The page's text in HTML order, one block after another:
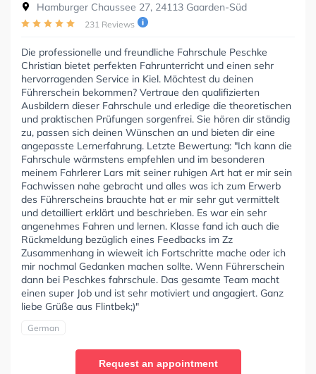
Hamburger Chaussee 27, 24113 Gaarden-Süd
231 Reviews
Die professionelle und freundliche Fahrschule Peschke
Christian bietet perfekten Fahrunterricht und einen sehr
hervorragenden Service in Kiel. Möchtest du deinen
Führerschein bekommen? Vertraue den qualifizierten
Ausbildern dieser Fahrschule und erledige die theoretischen
und praktischen Prüfungen sorgenfrei. Sie hören dir ständig
zu, passen sich deinen Wünschen an und bieten dir eine
angepasste Lernerfahrung. Letzte Bewertung: "Ich kann die
Fahrschule wärmstens empfehlen und im besonderen
meinem Fahrlerer Lars mit seiner ruhigen Art hat er mir sein
Fachwissen nahe gebracht und alles was ich zum Erwerb
des Führerscheins brauchte hat er mir sehr gut vermittelt
und detailliert erklärt und beschrieben. Es war ein sehr
angenehmes Fahren und lernen. Klasse fand ich auch die
Rückmeldung bezüglich eines Feedbacks im Zz
Zusammenhang in wieweit ich Fortschritte mache oder ich
mir nochmal Gedanken machen sollte. Wenn Führerschein
dann bei Peschkes fahrschule. Das gesamte Team macht
einen super Job und ist sehr motiviert und angagiert. Ganz
liebe Grüße aus Flintbek;)"
German
Request an appointment